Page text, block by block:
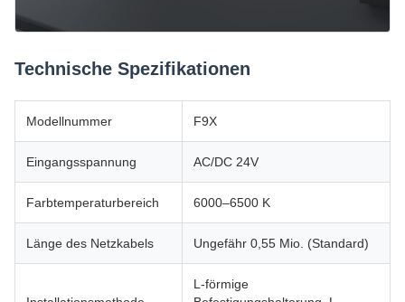
Technische Spezifikationen
Modellnummer F9X
Eingangsspannung AC/DC 24V
Farbtemperaturbereich 6000–6500 K
Länge des Netzkabels Ungefähr 0,55 Mio. (Standard)
L-förmige